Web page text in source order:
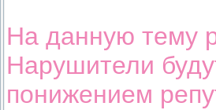
На данную тему
Нарушители
понижением